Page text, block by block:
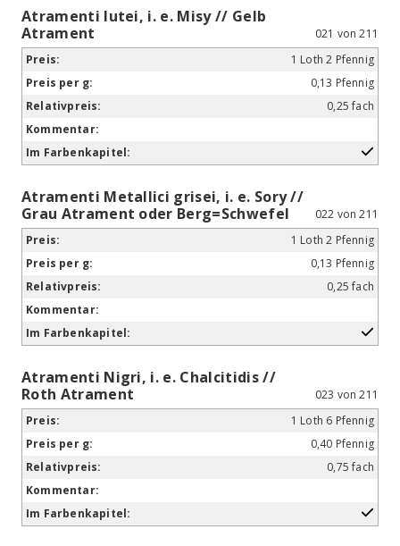
Atramenti lutei, i. e. Misy // Gelb
Atrament
021 von 211
1 Loth 2 Pfennig
0,13 Pfennig
0,25 fach
Atramenti Metallici grisei, i. e. Sory //
Grau Atrament oder Berg=Schwefel
022 von 211
1 Loth 2 Pfennig
0,13 Pfennig
0,25 fach
Atramenti Nigri, i. e. Chalcitidis //
Roth Atrament
023 von 211
1 Loth 6 Pfennig
0,40 Pfennig
0,75 fach